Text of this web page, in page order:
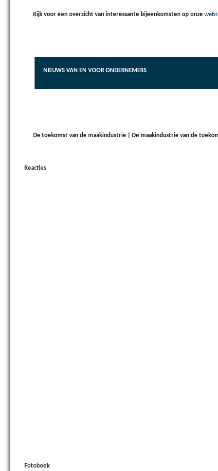
Kijk voor een overzicht van interessante bijeenkomsten op onze
NIEUWS VAN EN VOOR ONDERNEMERS
De toekomst van de maakindustrie | De maakindustrie van de
Reacties
Fotoboek